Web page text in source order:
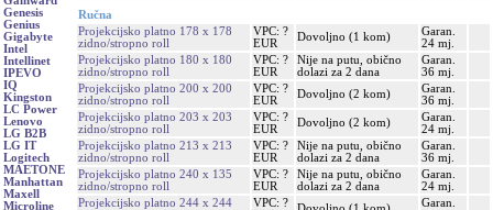
Genesis
Genius
Gigabyte
Intel
Intellinet
IPEVO
IQ
Kingston
LC Power
Lenovo
LG B2B
LG IT
Logitech
MAETONE
Manhattan
Maxell
Microline
Ručna
Projekcijsko platno 178 x 178
zidno/stropno roll
VPC: ?
EUR
Dovoljno (1 kom)
Garan.
24 mj.
Projekcijsko platno 180 x 180
zidno/stropno roll
VPC: ?
EUR
Nije na putu, obično
dolazi za 2 dana
Garan.
36 mj.
Projekcijsko platno 200 x 200
zidno/stropno roll
VPC: ?
EUR
Dovoljno (2 kom)
Garan.
36 mj.
Projekcijsko platno 203 x 203
zidno/stropno roll
VPC: ?
EUR
Dovoljno (2 kom)
Garan.
24 mj.
Projekcijsko platno 213 x 213
zidno/stropno roll
VPC: ?
EUR
Nije na putu, obično
dolazi za 2 dana
Garan.
36 mj.
Projekcijsko platno 240 x 135
zidno/stropno roll
VPC: ?
EUR
Nije na putu, obično
dolazi za 2 dana
Garan.
24 mj.
Projekcijsko platno 244 x 244
VPC: ?
Garan.